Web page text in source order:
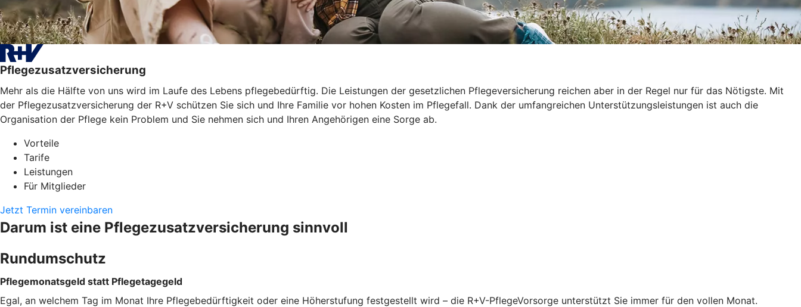
Pflegezusatzversicherung
Mehr als die Hälfte von uns wird im Laufe des Lebens pflegebedürftig. Die Leistungen der gesetzlichen Pflegeversicherung reichen aber in der Regel nur für das Nötigste. Mit
der Pflegezusatzversicherung der R+V schützen Sie sich und Ihre Familie vor hohen Kosten im Pflegefall. Dank der umfangreichen Unterstützungsleistungen ist auch die
Organisation der Pflege kein Problem und Sie nehmen sich und Ihren Angehörigen eine Sorge ab.
Vorteile
Tarife
Leistungen
Für Mitglieder
Jetzt Termin vereinbaren
Darum ist eine Pflegezusatzversicherung sinnvoll
Rundumschutz
Pflegemonatsgeld statt Pflegetagegeld
Egal, an welchem Tag im Monat Ihre Pflegebedürftigkeit oder eine Höherstufung festgestellt wird – die R+V-PflegeVorsorge unterstützt Sie immer für den vollen Monat.